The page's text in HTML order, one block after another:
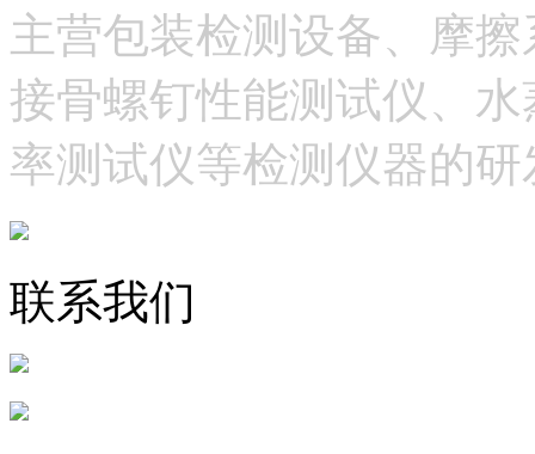
主营包装检测设备、摩
接骨螺钉性能测试仪、
率测试仪等检测仪器的
联系我们